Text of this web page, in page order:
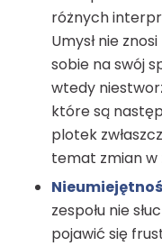
różnych
Umysł nie
sobie na swój
wtedy
które są
plotek
temat zmian w
zespołu nie
pojawić się